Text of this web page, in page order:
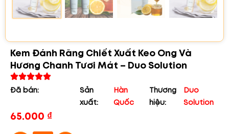
Kem Đánh Răng Chiết Xuất Keo Ong Và
Hương Chanh Tươi Mát – Duo Solution
Đã bán:
Sản
xuất:
Hàn
Quốc
Thương
hiệu:
Duo
Solution
65.000 ₫